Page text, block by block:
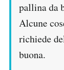
pallina da
Alcune
richiede
buona.